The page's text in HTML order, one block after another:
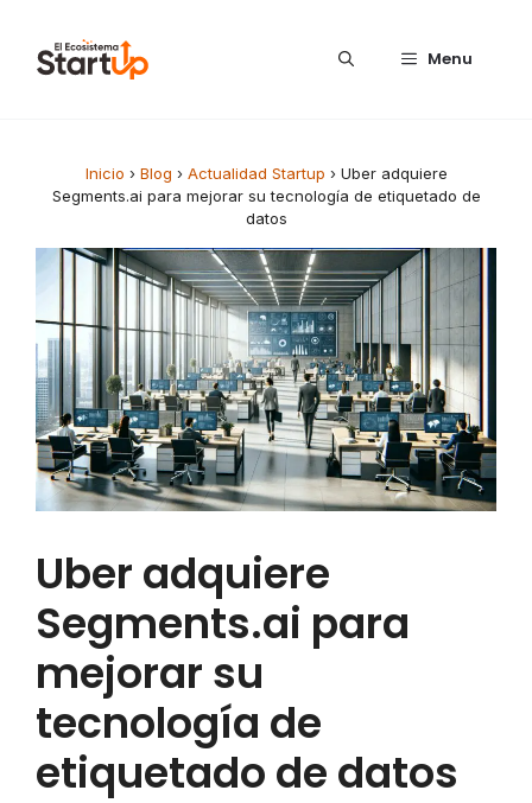
Menu
Inicio › Blog › Actualidad Startup › Uber adquiere
Segments.ai para mejorar su tecnología de etiquetado de
datos
Uber adquiere
Segments.ai para
mejorar su
tecnología de
etiquetado de datos